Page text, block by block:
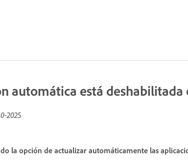
automática está deshabilitada
2025
la opción de actualizar automáticamente las